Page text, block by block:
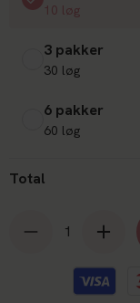
10 løg
3 pakker
30 løg
6 pakker
60 løg
Total